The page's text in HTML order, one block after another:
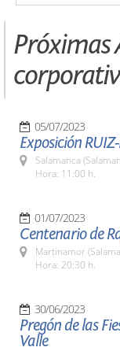
Próximas
05/07/2023
Exposición
Salamanca
Hora: 11:00 h.
01/07/2023
Centenario de
Martinamor
Hora: 20:30 h.
30/06/2023
Pregón de las
Valle